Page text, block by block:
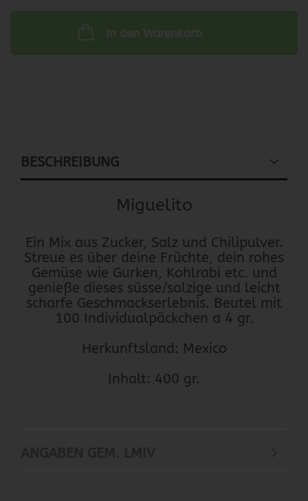
In den Warenkorb
BESCHREIBUNG
Miguelito
Ein Mix aus Zucker, Salz und Chilipulver.
Streue es über deine Früchte, dein rohes
Gemüse wie Gurken, Kohlrabi etc. und
genieße dieses süsse/salzige und leicht
scharfe Geschmackserlebnis. Beutel mit
100 Individualpäckchen a 4 gr.
Herkunftsland: Mexico
Inhalt: 400 gr.